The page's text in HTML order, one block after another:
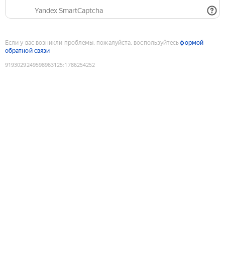
Yandex SmartCaptcha
Если у вас возникли проблемы, пожалуйста, воспользуйтесьформой
обратной связи
9193029249598963125:1786254252